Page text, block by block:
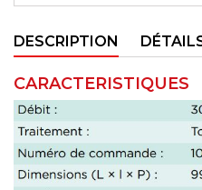
DESCRIPTION
CARACTERISTIQUES